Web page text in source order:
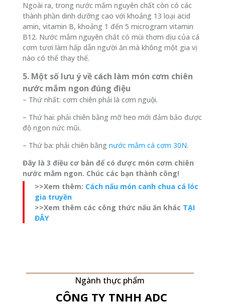
Ngoài ra, trong nước mắm nguyên chất còn có các
thành phần dinh dưỡng cao với khoảng 13 loại acid
amin, vitamin B, khoảng 1 đến 5 microgram vitamin
B12. Nước mắm nguyên chất có mùi thơm dịu của cá
cơm tươi làm hấp dẫn người ăn mà không một gia vị
nào có thể thay thế.
5. Một số lưu ý về cách làm món cơm chiên
nước mắm ngon đúng điệu
– Thứ nhất: cơm chiên phải là cơm nguội.
– Thứ hai: phải chiên bằng mỡ heo mới đảm bảo được
độ ngon nức mũi.
– Thứ ba: phải chiên bằng nước mắm cá cơm 30N.
Đây là 3 điều cơ bản để có được món cơm chiên
nước mắm ngon. Chúc các bạn thành công!
>>Xem thêm: Cách nấu món canh chua cá lóc
gia truyền
>>Xem thêm các công thức nấu ăn khác TẠI
ĐÂY
Ngành thực phẩm
CÔNG TY TNHH ADC